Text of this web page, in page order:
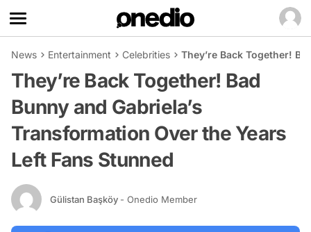
News Entertainment Celebrities They’re Back Together!
They’re Back Together! Bad
Bunny and Gabriela’s
Transformation Over the Years
Left Fans Stunned
Gülistan Başköy - Onedio Member